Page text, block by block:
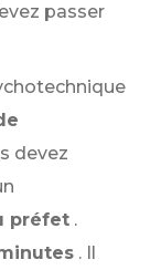
passer
devez
préfet .
. Il